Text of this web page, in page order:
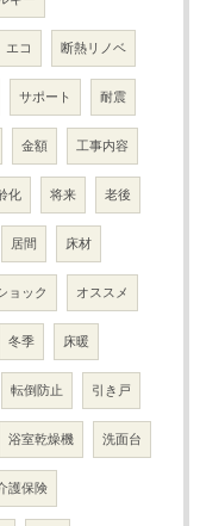
エコ 断熱リノベ
サポート 耐震
金額 工事内容
化 将来 老後
居間 床材
ョック オススメ
冬季 床暖
転倒防止 引き戸
浴室乾燥機 洗面台
護保険